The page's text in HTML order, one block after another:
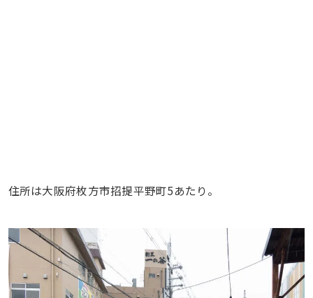
住所は大阪府枚方市招提平野町5あたり。